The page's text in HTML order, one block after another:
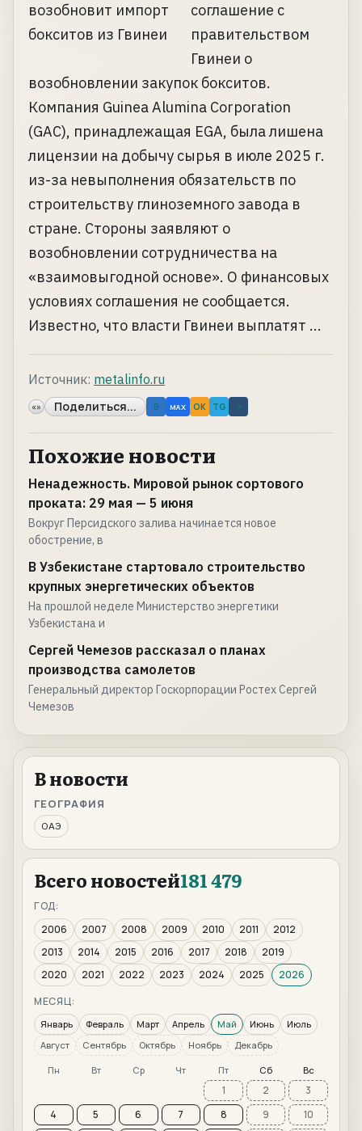
соглашение с
правительством
Гвинеи о
возобновлении закупок бокситов.
Компания Guinea Alumina Corporation
(GAC), принадлежащая EGA, была лишена
лицензии на добычу сырья в июле 2025 г.
из-за невыполнения обязательств по
строительству глиноземного завода в
стране. Стороны заявляют о
возобновлении сотрудничества на
«взаимовыгодной основе». О финансовых
условиях соглашения не сообщается.
Известно, что власти Гвинеи выплатят ...
Источник: metalinfo.ru
«» Поделиться... B MAX OK TG ↗
Похожие новости
Ненадежность. Мировой рынок сортового
проката: 29 мая — 5 июня
Вокруг Персидского залива начинается новое
обострение, в
В Узбекистане стартовало строительство
крупных энергетических объектов
На прошлой неделе Министерство энергетики
Узбекистана и
Сергей Чемезов рассказал о планах
производства самолетов
Генеральный директор Госкорпорации Ростех Сергей
Чемезов
В новости
ГЕОГРАФИЯ
ОАЭ
Всего новостей181 479
ГОД:
2006
2007 2008 2009 2010 2011
2012
2013
2014 2015 2016 2017 2018
2019
2020
2021 2022 2023 2024 2025
2026
МЕСЯЦ:
Январь Февраль Март Апрель Май Июнь
Июль
Август
Сентябрь Октябрь Ноябрь Декабрь
Пн Вт Ср Чт Пт Сб Вс
1 2
3
4
5 6 7 8 9
10